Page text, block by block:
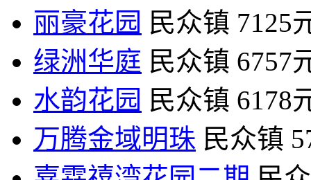
丽豪花园 民众镇 7125
绿洲华庭 民众镇 6757
水韵花园 民众镇 6178
万腾金域明珠 民众镇